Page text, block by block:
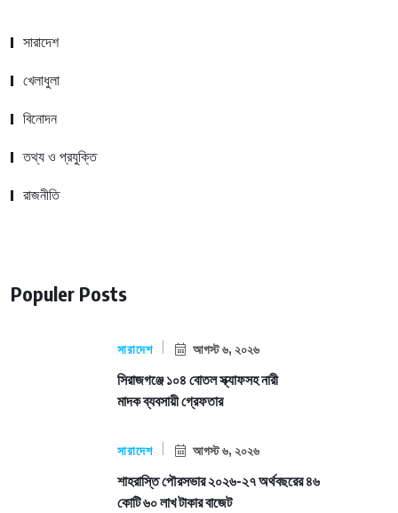
সারাদেশ
খেলাধুলা
বিনোদন
তথ্য ও প্রযুক্তি
রাজনীতি
Populer Posts
সারাদেশ আগস্ট ৬, ২০২৬
সিরাজগঞ্জে ১০৪ বোতল স্ক্যাফসহ নারী
মাদক ব্যবসায়ী গ্রেফতার
সারাদেশ আগস্ট ৬, ২০২৬
শাহরাস্তি পৌরসভার ২০২৬-২৭ অর্থবছরের ৪৬
কোটি ৬০ লাখ টাকার বাজেট